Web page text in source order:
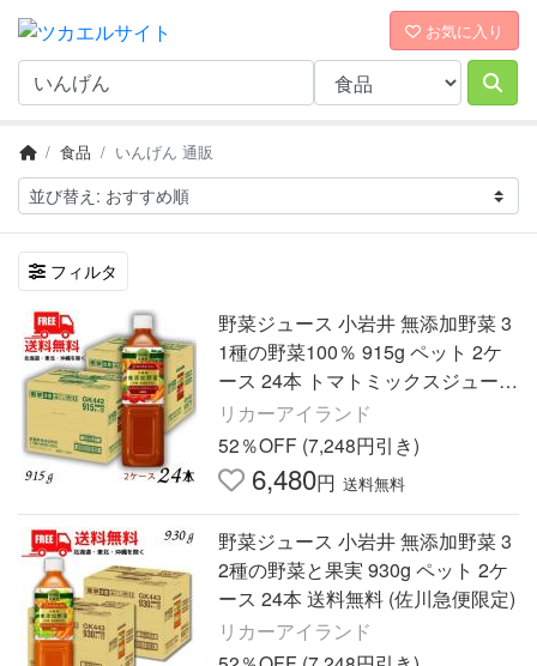
お気に入り
食品 いんげん 通販
フィルタ
野菜ジュース 小岩井 無添加野菜 3
1種の野菜100％ 915g ペット 2ケ
ース 24本 トマトミックスジュース
送料無料 (佐川急便限定)
リカーアイランド
52％OFF (7,248円引き)
6,480円 送料無料
野菜ジュース 小岩井 無添加野菜 3
2種の野菜と果実 930g ペット 2ケ
ース 24本 送料無料 (佐川急便限定)
リカーアイランド